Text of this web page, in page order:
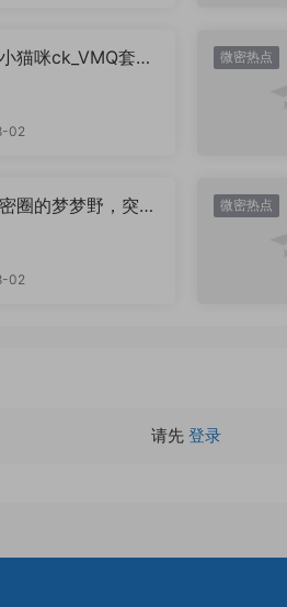
猫咪ck_VMQ套
02
微密热点
圈的梦梦野，突然
02
微密热点
请先 登录